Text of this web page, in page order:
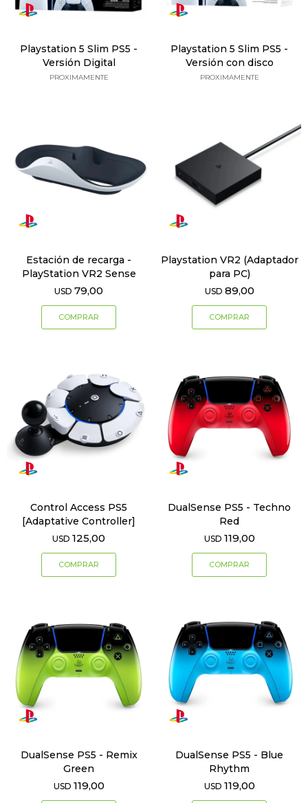
Playstation 5 Slim PS5 -
Versión Digital
PROXIMAMENTE
Playstation 5 Slim PS5 -
Versión con disco
PROXIMAMENTE
Estación de recarga -
PlayStation VR2 Sense
USD 79,00
Playstation VR2 (Adaptador
para PC)
USD 89,00
Control Access PS5
[Adaptative Controller]
USD 125,00
DualSense PS5 - Techno
Red
USD 119,00
DualSense PS5 - Remix
Green
USD 119,00
DualSense PS5 - Blue
Rhythm
USD 119,00